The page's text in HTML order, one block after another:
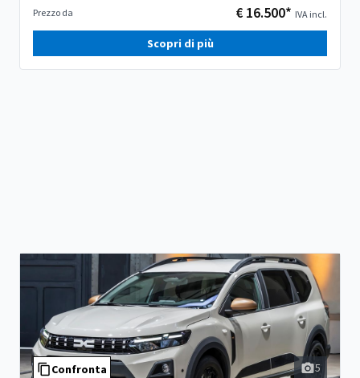
Prezzo da € 16.500* IVA incl.
Scopri di più
Confronta 5